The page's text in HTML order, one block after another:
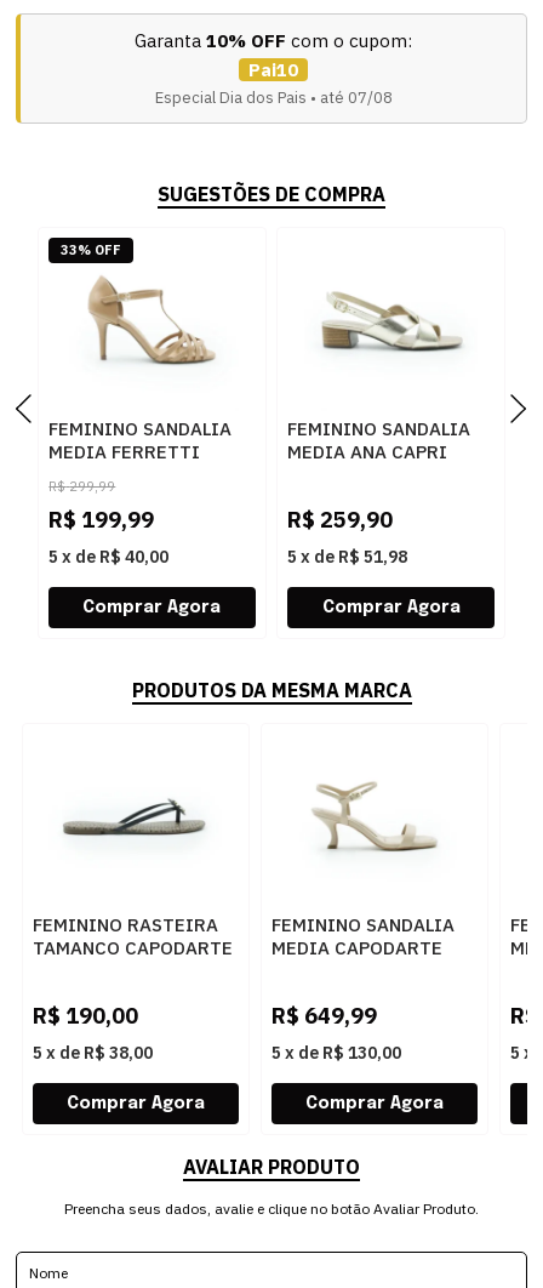
Garanta 10% OFF com o cupom:
Pai10
Especial Dia dos Pais • até 07/08
SUGESTÕES DE COMPRA
FEMININO SANDALIA
MEDIA FERRETTI
701501947 NAPA SEDA
MOCHA
R$ 299,99
R$ 199,99
5 x de R$ 40,00
33% OFF
FEMININO SANDALIA
MEDIA ANA CAPRI
R$ 259,90
5 x de R$ 51,98
PRODUTOS DA MESMA MARCA
FEMININO RASTEIRA
TAMANCO CAPODARTE
R$ 190,00
5 x de R$ 38,00
FEMININO SANDALIA
MEDIA CAPODARTE
R$ 649,99
5 x de R$ 130,00
R$
5 x
AVALIAR PRODUTO
Preencha seus dados, avalie e clique no botão Avaliar Produto.